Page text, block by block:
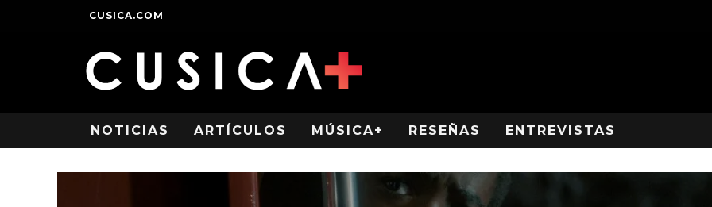
CUSICA.COM
NOTICIAS ARTÍCULOS MÚSICA+ RESEÑAS ENTREVISTAS